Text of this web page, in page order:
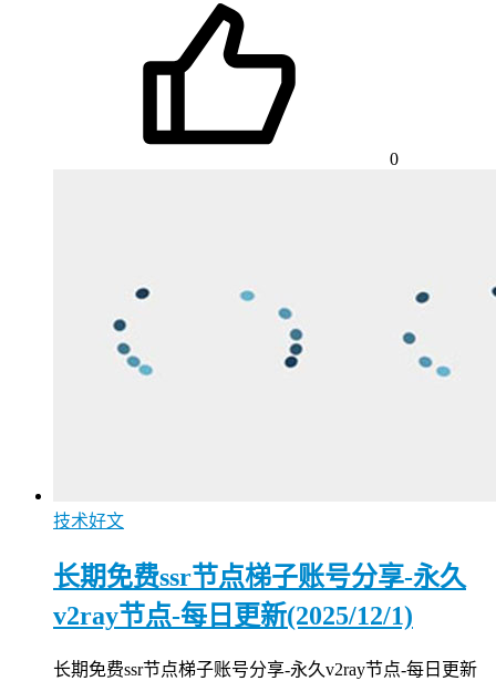
0
技术好文
长期免费ssr节点梯子账号分享-永久
v2ray节点-每日更新(2025/12/1)
长期免费ssr节点梯子账号分享-永久v2ray节点-每日更新